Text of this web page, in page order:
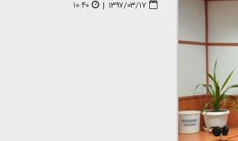
۱۳۹۷/۰۳/۱۷ | ۱۰:۴۰